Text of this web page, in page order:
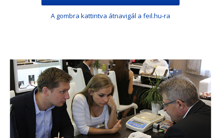
A gombra kattintva átnavigál a feil.hu-ra